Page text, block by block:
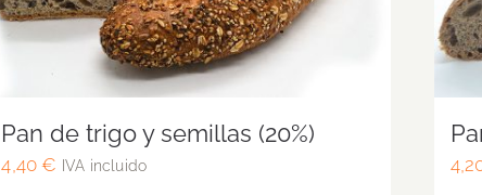
Pan de trigo y semillas (20%)
4,40€ IVA incluido